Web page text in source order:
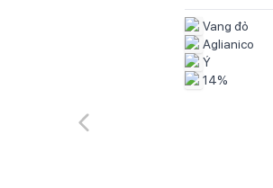
Vang đỏ
Aglianico
Ý
14%